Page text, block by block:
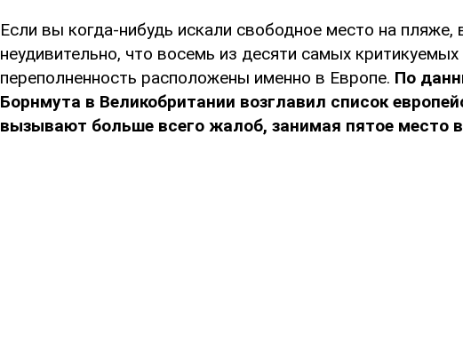
Если вы когда-нибудь искали свободное место на пляже,
неудивительно, что восемь из десяти самых
переполненность расположены именно в Европе. По
Борнмута в Великобритании возглавил список
вызывают больше всего жалоб, занимая пятое место